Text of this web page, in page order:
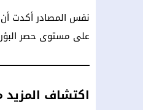
نفس المصادر أكدت أن
على مستوى حصر
اكتشاف المزيد